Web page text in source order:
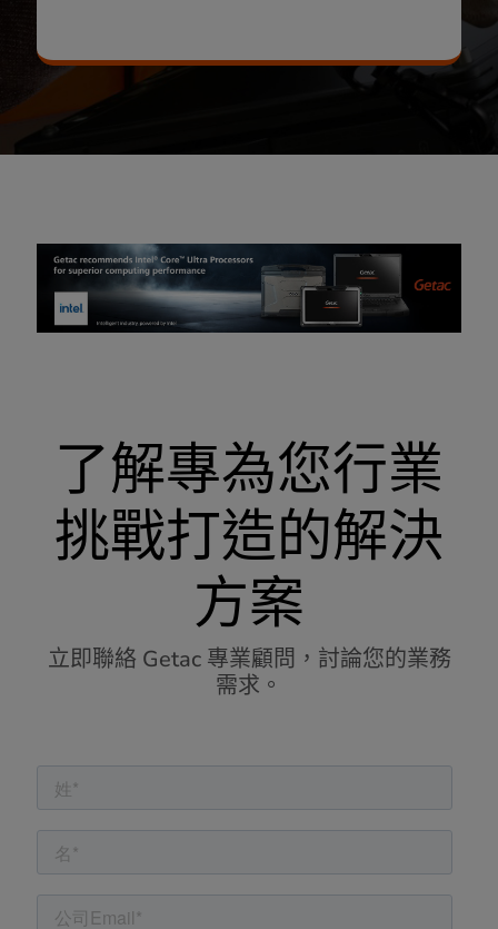
了解專為您行業
挑戰打造的解決
方案
立即聯絡 Getac 專業顧問，討論您的業務
需求。